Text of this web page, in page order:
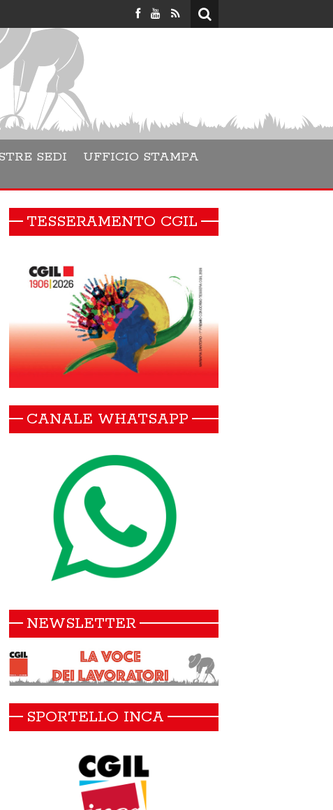
SEDI
UFFICIO STAMPA
Danesino è la nuova Segretaria
CGIL Vercelli Valsesia
TESSERAMENTO CGIL
CANALE WHATSAPP
NEWSLETTER
SPORTELLO INCA